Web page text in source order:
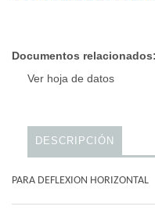
Documentos relacionados:
Ver hoja de datos
DESCRIPCIÓN
PARA DEFLEXION HORIZONTAL